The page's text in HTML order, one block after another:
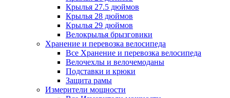
Крылья 27.5 дюймов
Крылья 28 дюймов
Крылья 29 дюймов
Велокрылья брызговики
Хранение и перевозка велосипеда
Все Хранение и перевозка велосипеда
Велочехлы и велочемоданы
Подставки и крюки
Защита рамы
Измерители мощности